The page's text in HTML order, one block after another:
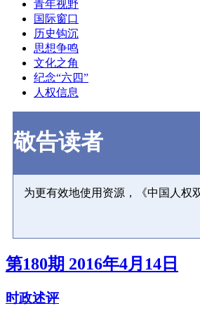
青年视野
国际窗口
历史钩沉
思想争鸣
文化之角
纪念“六四”
人权信息
敬告读者
为更有效地使用资源，《中国人权
第180期 2016年4月14日
时政述评